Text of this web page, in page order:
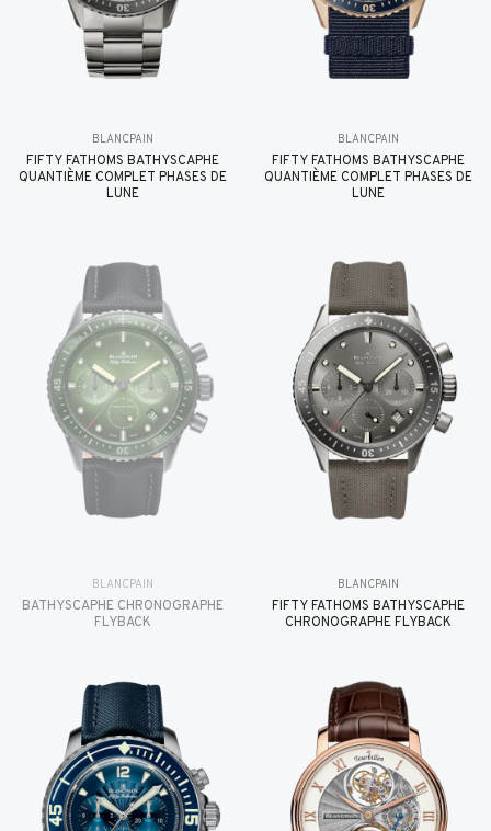
BLANCPAIN
FIFTY FATHOMS BATHYSCAPHE
QUANTIÈME COMPLET PHASES DE
LUNE
BLANCPAIN
FIFTY FATHOMS BATHYSCAPHE
QUANTIÈME COMPLET PHASES DE
LUNE
BLANCPAIN
BATHYSCAPHE CHRONOGRAPHE
FLYBACK
BLANCPAIN
FIFTY FATHOMS BATHYSCAPHE
CHRONOGRAPHE FLYBACK